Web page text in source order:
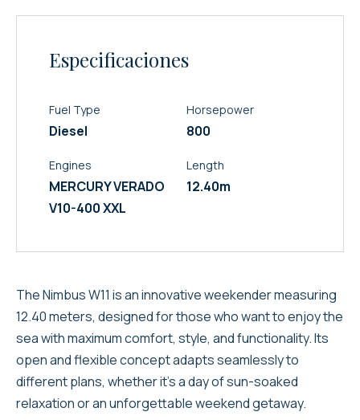
Especificaciones
Fuel Type
Diesel
Horsepower
800
Engines
MERCURY VERADO
V10-400 XXL
Length
12.40m
The Nimbus W11 is an innovative weekender measuring
12.40 meters, designed for those who want to enjoy the
sea with maximum comfort, style, and functionality. Its
open and flexible concept adapts seamlessly to
different plans, whether it’s a day of sun-soaked
relaxation or an unforgettable weekend getaway.